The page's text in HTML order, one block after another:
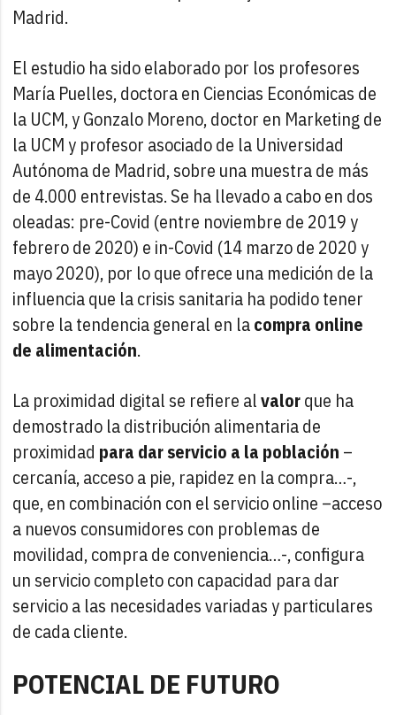
Madrid.
El estudio ha sido elaborado por los profesores
María Puelles, doctora en Ciencias Económicas de
la UCM, y Gonzalo Moreno, doctor en Marketing de
la UCM y profesor asociado de la Universidad
Autónoma de Madrid, sobre una muestra de más
de 4.000 entrevistas. Se ha llevado a cabo en dos
oleadas: pre-Covid (entre noviembre de 2019 y
febrero de 2020) e in-Covid (14 marzo de 2020 y
mayo 2020), por lo que ofrece una medición de la
influencia que la crisis sanitaria ha podido tener
sobre la tendencia general en lacompra online
de alimentación.
La proximidad digital se refiere alvalorque ha
demostrado la distribución alimentaria de
proximidad para dar servicio a la población –
cercanía, acceso a pie, rapidez en la compra…-,
que, en combinación con el servicio online –acceso
a nuevos consumidores con problemas de
movilidad, compra de conveniencia…-, configura
un servicio completo con capacidad para dar
servicio a las necesidades variadas y particulares
de cada cliente.
POTENCIAL DE FUTURO